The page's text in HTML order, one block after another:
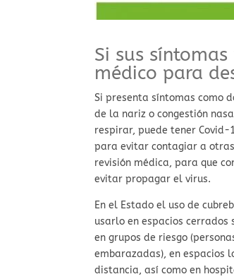
Si sus
médico para
Si presenta síntomas como
de la nariz o congestión
respirar, puede tener Covid-
para evitar contagiar a otras
revisión médica, para que
evitar propagar el virus.
En el Estado el uso de
usarlo en espacios cerrados
en grupos de riesgo
embarazadas), en espacios
distancia, así como en